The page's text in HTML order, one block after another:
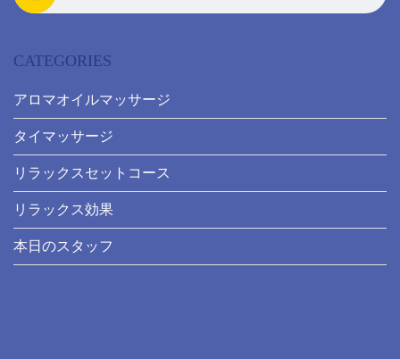
CATEGORIES
アロマオイルマッサージ
タイマッサージ
リラックスセットコース
リラックス効果
本日のスタッフ